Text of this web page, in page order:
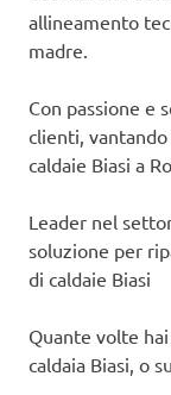
allineamento
madre.
Con passione e
clienti,
caldaie Biasi a
Leader nel
soluzione per
di caldaie Biasi
Quante volte
caldaia Biasi, o